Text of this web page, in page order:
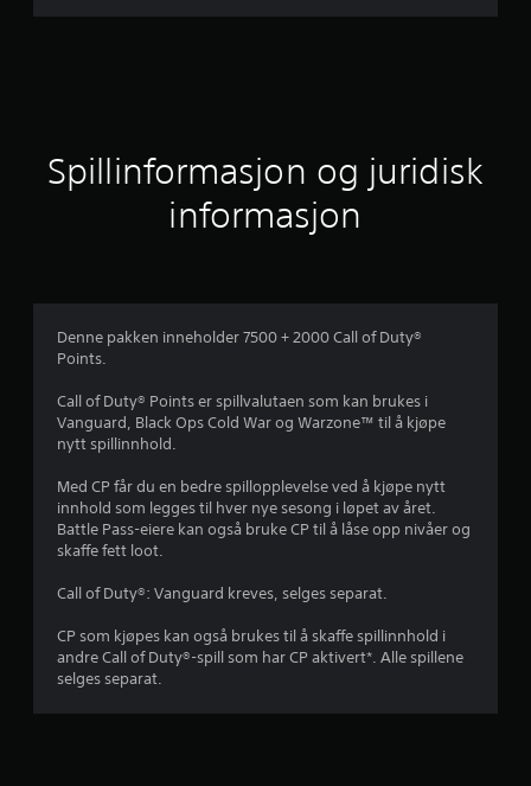
s
t
i
u
d
i
Spillinformasjon og juridisk
informasjon
Denne pakken inneholder 7500 + 2000 Call of Duty®
Points.
Call of Duty® Points er spillvalutaen som kan brukes i
Vanguard, Black Ops Cold War og Warzone™ til å kjøpe
nytt spillinnhold.
Med CP får du en bedre spillopplevelse ved å kjøpe nytt
innhold som legges til hver nye sesong i løpet av året.
Battle Pass-eiere kan også bruke CP til å låse opp nivåer og
skaffe fett loot.
Call of Duty®: Vanguard kreves, selges separat.
CP som kjøpes kan også brukes til å skaffe spillinnhold i
andre Call of Duty®-spill som har CP aktivert*. Alle spillene
selges separat.